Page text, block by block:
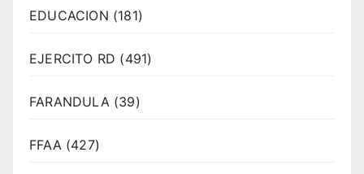
EDUCACION (181)
EJERCITO RD (491)
FARANDULA(39)
FFAA(427)